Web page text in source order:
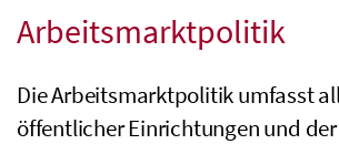
Arbeitsmarktpolitik
Die Arbeitsmarktpolitik umfasst
öffentlicher Einrichtungen und der